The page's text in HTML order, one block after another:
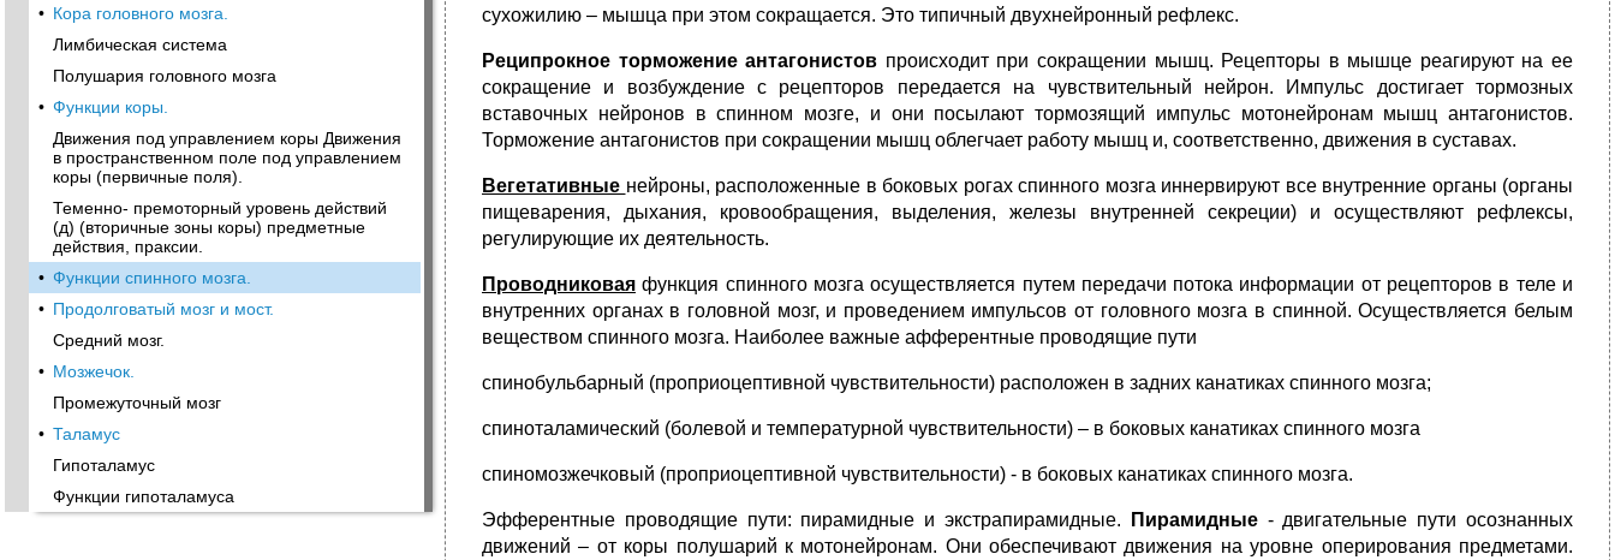
• Кора головного мозга.
Лимбическая система
Полушария головного мозга
• Функции коры.
Движения под управлением коры Движения
в пространственном поле под управлением
коры (первичные поля).
Теменно- премоторный уровень действий
(д) (вторичные зоны коры) предметные
действия, праксии.
• Функции спинного мозга.
• Продолговатый мозг и мост.
Средний мозг.
• Мозжечок.
Промежуточный мозг
• Таламус
Гипоталамус
Функции гипоталамуса
сухожилию – мышца при этом сокращается. Это типичный двухнейронный рефлекс.
Реципрокное торможение антагонистов происходит при сокращении мышц. Рецепторы в мышце реагируют на ее
сокращение и возбуждение с рецепторов передается на чувствительный нейрон. Импульс достигает тормозных
вставочных нейронов в спинном мозге, и они посылают тормозящий импульс мотонейронам мышц антагонистов.
Торможение антагонистов при сокращении мышц облегчает работу мышц и, соответственно, движения в суставах.
Вегетативные нейроны, расположенные в боковых рогах спинного мозга иннервируют все внутренние органы (органы
пищеварения, дыхания, кровообращения, выделения, железы внутренней секреции) и осуществляют рефлексы,
регулирующие их деятельность.
Проводниковая функция спинного мозга осуществляется путем передачи потока информации от рецепторов в теле и
внутренних органах в головной мозг, и проведением импульсов от головного мозга в спинной. Осуществляется белым
веществом спинного мозга. Наиболее важные афферентные проводящие пути
спинобульбарный (проприоцептивной чувствительности) расположен в задних канатиках спинного мозга;
спиноталамический (болевой и температурной чувствительности) – в боковых канатиках спинного мозга
спиномозжечковый (проприоцептивной чувствительности) - в боковых канатиках спинного мозга.
Эфферентные проводящие пути: пирамидные и экстрапирамидные. Пирамидные - двигательные пути осознанных
движений – от коры полушарий к мотонейронам. Они обеспечивают движения на уровне оперирования предметами.